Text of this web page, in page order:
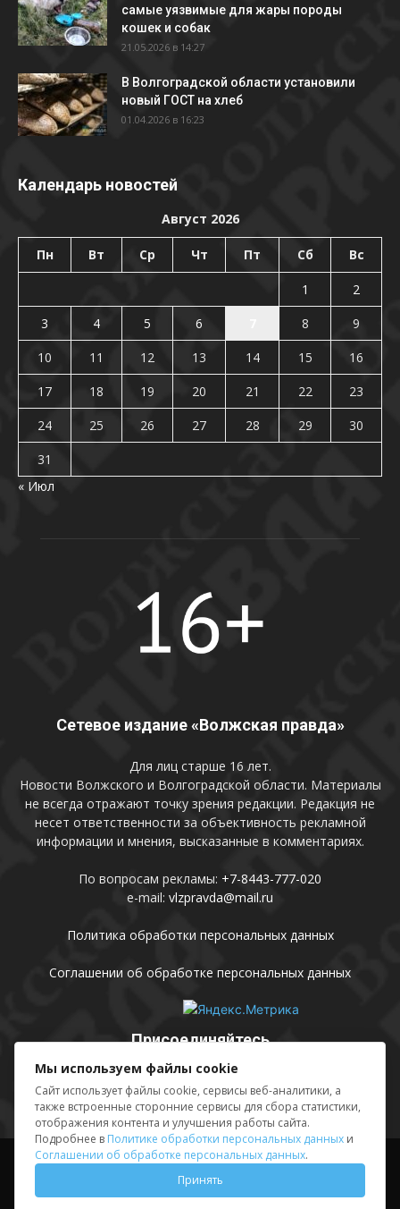
самые уязвимые для жары породы
кошек и собак
21.05.2026 в 14:27
В Волгоградской области установили
новый ГОСТ на хлеб
01.04.2026 в 16:23
Календарь новостей
Август 2026
Пн Вт Ср Чт Пт Сб Вс
1
2
3
4 5 6 8
9
10
11 12 13 14 15
16
17
18 19 20 21 22
23
24
25 26 27 28 29
30
31
« Июл
Сетевое издание «Волжская правда»
Для лиц старше 16 лет.
Новости Волжского и Волгоградской области. Материалы
не всегда отражают точку зрения редакции. Редакция не
несет ответственности за объективность рекламной
информации и мнения, высказанные в комментариях.
По вопросам рекламы: +7-8443-777-020
e-mail: vlzpravda@mail.ru
Политика обработки персональных данных
Соглашении об обработке персональных данных
Присоединяйтесь
Выходные данные Sing in
© АМУ «Редакция газеты «Волжская правда», 2012-2026
Мы используем файлы cookie
Сайт использует файлы cookie, сервисы веб-аналитики, а
также встроенные сторонние сервисы для сбора статистики,
отображения контента и улучшения работы сайта.
Подробнее в Политике обработки персональных данных и
Соглашении об обработке персональных данных.
Принять